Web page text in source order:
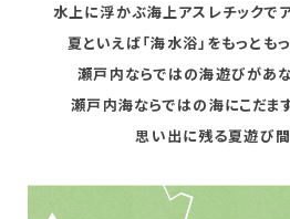
水上に浮かぶ海上アスレチックで
夏といえば「海水浴」をもっとも
瀬戸内ならではの海遊びがあ
瀬戸内海ならではの海にこだま
思い出に残る夏遊び間